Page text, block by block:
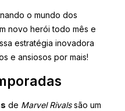
o mundo dos
novo herói todo mês e
estratégia inovadora
e ansiosos por mais!
de Marvel Rivalssão um